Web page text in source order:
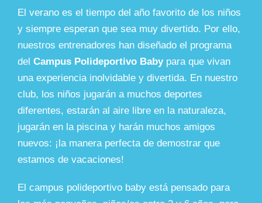
El verano es el tiempo del año favorito de los niños
y siempre esperan que sea muy divertido. Por ello,
nuestros entrenadores han diseñado el programa
del Campus Polideportivo Babypara que vivan
una experiencia inolvidable y divertida. En nuestro
club, los niños jugarán a muchos deportes
diferentes, estarán al aire libre en la naturaleza,
jugarán en la piscina y harán muchos amigos
nuevos: ¡la manera perfecta de demostrar que
estamos de vacaciones!
El campus polideportivo baby está pensado para